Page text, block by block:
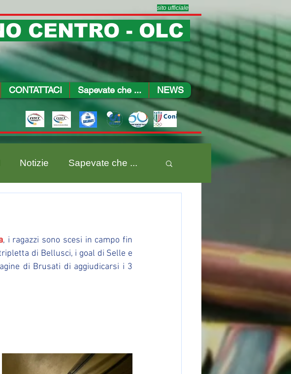
sito ufficiale
CENTRO - OLC
CONTATTACI Sapevate che ... NEWS
Notizie Sapevate che ...
, i ragazzi sono scesi in campo fin
di Bellusci, i goal di Selle e
di Brusati di aggiudicarsi i 3